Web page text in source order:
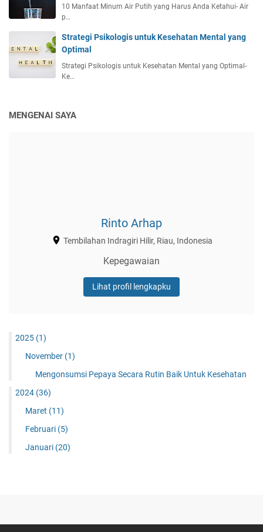
10 Manfaat Minum Air Putih yang Harus Anda Ketahui- Air
p…
Strategi Psikologis untuk Kesehatan Mental yang
Optimal
Strategi Psikologis untuk Kesehatan Mental yang Optimal-
Ke…
MENGENAI SAYA
Rinto Arhap
Tembilahan Indragiri Hilir, Riau, Indonesia
Kepegawaian
Lihat profil lengkapku
2025 (1)
November (1)
Mengonsumsi Pepaya Secara Rutin Baik Untuk Kesehatan
2024 (36)
Maret (11)
Februari (5)
Januari (20)